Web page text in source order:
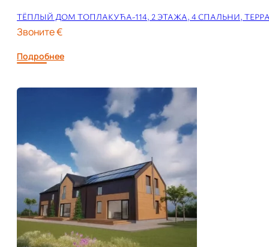
ТЁПЛЫЙ ДОМ ТОПЛАКУЋА-114, 2 ЭТАЖА, 4 СПАЛЬНИ,
Звоните €
Подробнее